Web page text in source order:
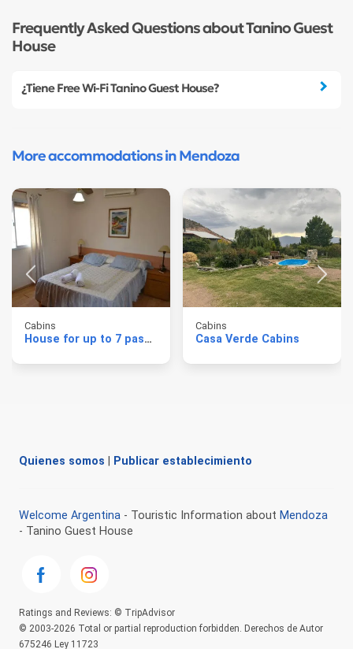
Frequently Asked Questions about Tanino Guest
House
¿Tiene Free Wi-Fi Tanino Guest House?
More accommodations in Mendoza
Cabins
House for up to 7 passengers in Mendoza
Cabins
Casa Verde Cabins
Quienes somos Publicar establecimiento
Welcome Argentina - Touristic Information about Mendoza
- Tanino Guest House
Ratings and Reviews: © TripAdvisor
© 2003-2026 Total or partial reproduction forbidden. Derechos de Autor
675246 Ley 11723